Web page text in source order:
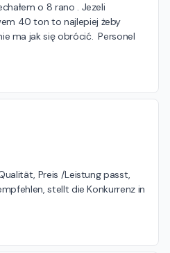
o 8 rano . Jezeli
40 ton to najlepiej żeby
ma jak się obrócić.  Personel
Preis /Leistung passt,
stellt die Konkurrenz in